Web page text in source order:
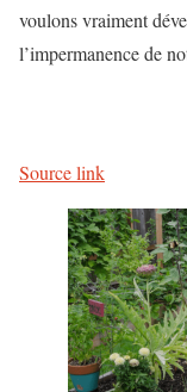
voulons vraiment
l’impermanence de
Source link